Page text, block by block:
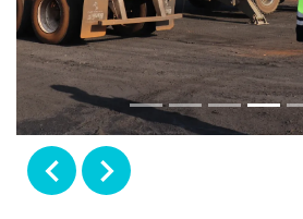
AnteriorSiguiente